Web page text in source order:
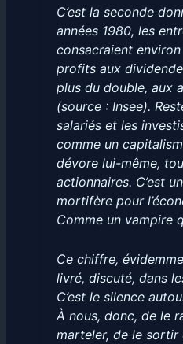
C’est la seconde
années 1980, les
consacraient
profits aux
plus du double, aux
(source : Insee).
salariés et les
comme un
dévore lui-même,
actionnaires. C’est
mortifère pour
Comme un vampire
Ce chiffre,
livré, discuté, dans
C’est le silence
À nous, donc, de le
marteler, de le sortir